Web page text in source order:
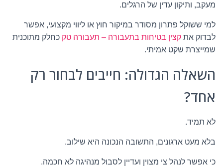
מעקב, ותיקון עדין של הרגלים.
למי ששוקל פתרון מסודר במיקור חוץ או ליווי מקצועי, אפשר
לבדוק את קצין בטיחות בתעבורה – תעבורה טק כחלק מתוכנית
שמייצרת שקט אמיתי.
השאלה הגדולה: חייבים לבחור רק
אחד?
לא תמיד.
בלא מעט ארגונים, התשובה הנכונה היא שילוב.
כי אפשר לנהל צי מצוין ועדיין לסבול מנהיגה לא חכמה.